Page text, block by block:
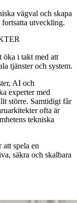
vägval och skapa
utveckling.
öka i takt med att
tjänster och system.
AI och
experter med
större. Samtidigt får
ofta är
tekniska
spela en
säkra och skalbara